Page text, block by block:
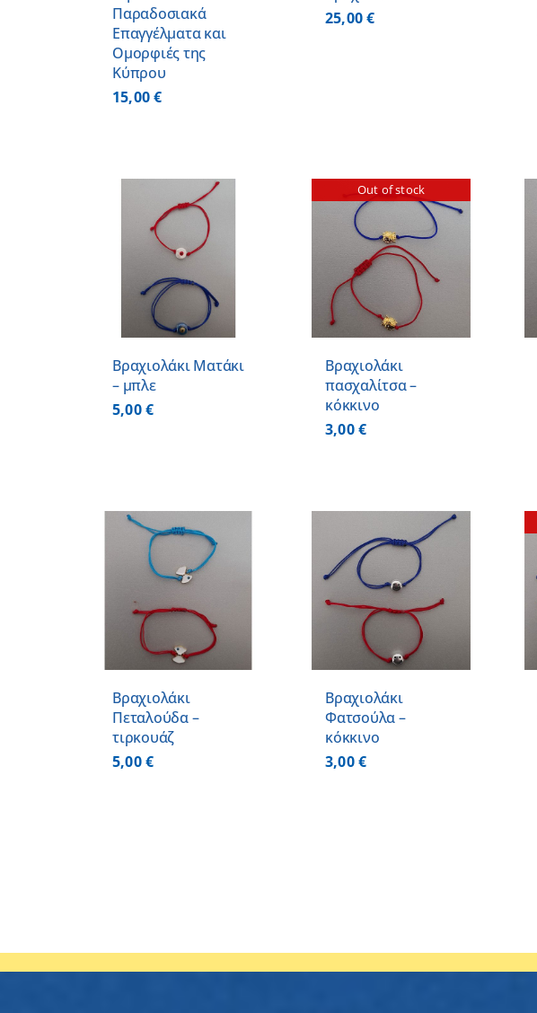
Παραδοσιακά
Επαγγέλματα και
Ομορφιές της
Κύπρου
15,00€
25,00€
Βραχιολάκι Ματάκι
– μπλε
5,00€
Out of stock
ΛΕΠΤΟΜΕΡΕΙΕΣ
Βραχιολάκι
πασχαλίτσα –
κόκκινο
3,00€
ΠΡΟΣΘΗΚΗ ΣΤΟ
ΚΑΛΑΘΙ
ΛΕΠΤΟΜΕΡΕΙΕΣ
Βραχιολάκι
Πεταλούδα –
τιρκουάζ
5,00€
ΠΡΟΣΘΗΚΗ ΣΤΟ
ΛΕΠΤΟΜΕΡΕΙΕΣ
Βραχιολάκι
Φατσούλα –
κόκκινο
3,00€
ΛΕΠΤΟΜΕΡΕΙΕΣ